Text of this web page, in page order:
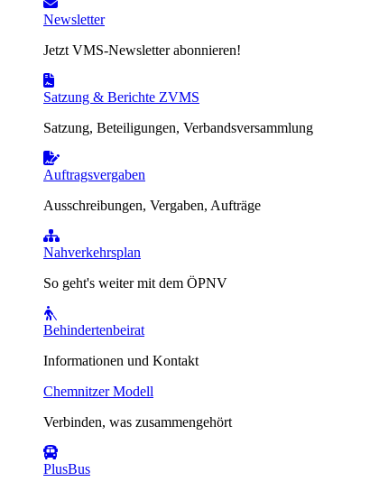
Newsletter
Jetzt VMS-Newsletter abonnieren!
Satzung & Berichte ZVMS
Satzung, Beteiligungen, Verbandsversammlung
Auftragsvergaben
Ausschreibungen, Vergaben, Aufträge
Nahverkehrsplan
So geht's weiter mit dem ÖPNV
Behindertenbeirat
Informationen und Kontakt
Chemnitzer Modell
Verbinden, was zusammengehört
PlusBus